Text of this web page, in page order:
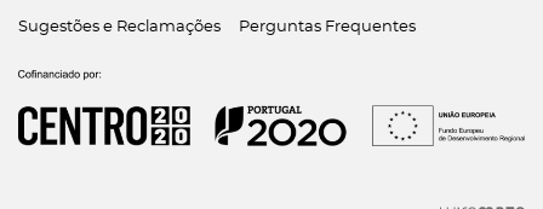
Sugestões e Reclamações Perguntas Frequentes